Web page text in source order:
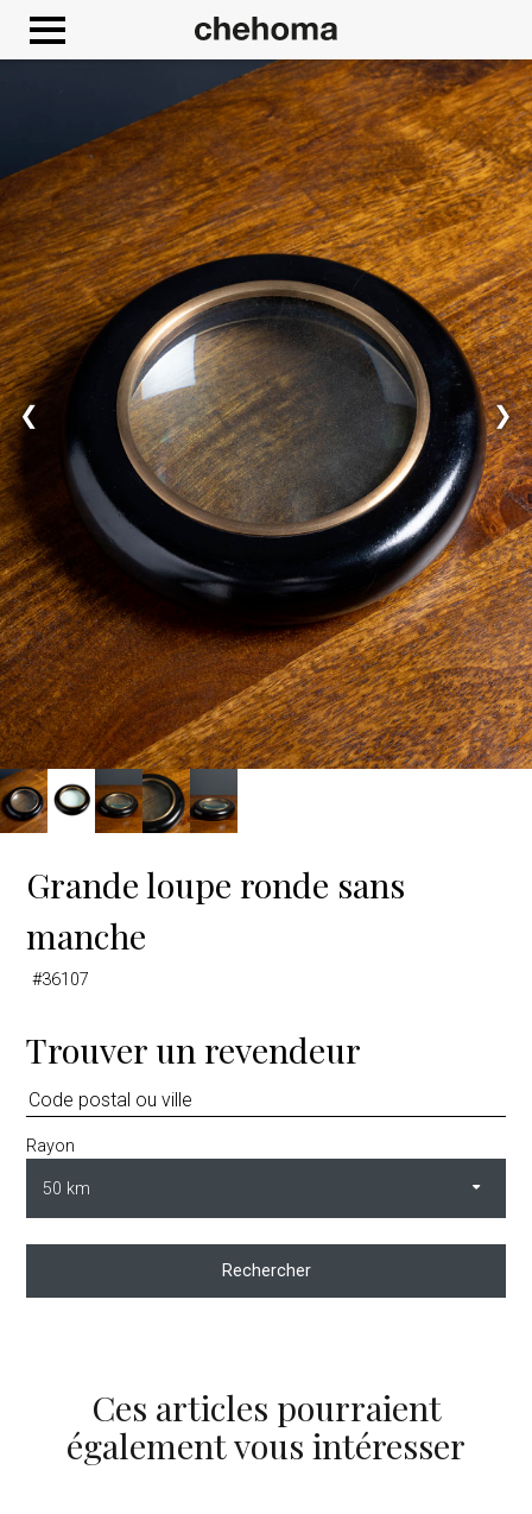
❮ ❯
Grande loupe ronde sans
manche
#36107
Trouver un revendeur
Rayon
Rechercher
Ces articles pourraient
également vous intéresser
Google Maps est désactivé. Autoriser
Panneau de gestion des cookies